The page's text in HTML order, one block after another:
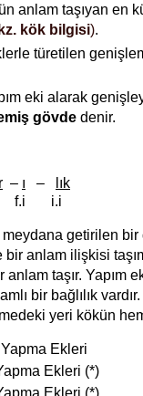
anlam taşıyan en
kök bilgisi).
türetilen
eki alarak
gövdedenir.
– ı –
lık
i.i
meydana getirilen bir
bir anlam ilişkisi
anlam taşır. Yapım
bir bağlılık vardır.
yeri kökün
Ekleri
Ekleri (*)
Ekleri (*)